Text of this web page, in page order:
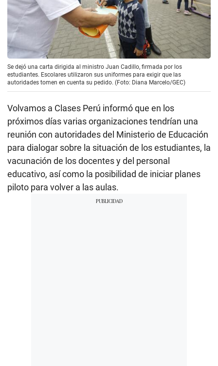
Se dejó una carta dirigida al ministro Juan Cadillo, firmada por los
estudiantes. Escolares utilizaron sus uniformes para exigir que las
autoridades tomen en cuenta su pedido. (Foto: Diana Marcelo/GEC)
Volvamos a Clases Perú informó que en los
próximos días varias organizaciones tendrían una
reunión con autoridades del Ministerio de Educación
para dialogar sobre la situación de los estudiantes, la
vacunación de los docentes y del personal
educativo, así como la posibilidad de iniciar planes
piloto para volver a las aulas.